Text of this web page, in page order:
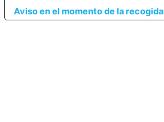
Aviso en el momento de la recogida